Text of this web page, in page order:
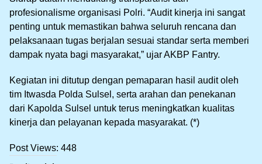
profesionalisme organisasi Polri. “Audit kinerja ini sangat
penting untuk memastikan bahwa seluruh rencana dan
pelaksanaan tugas berjalan sesuai standar serta memberi
dampak nyata bagi masyarakat,” ujar AKBP Fantry.
Kegiatan ini ditutup dengan pemaparan hasil audit oleh
tim Itwasda Polda Sulsel, serta arahan dan penekanan
dari Kapolda Sulsel untuk terus meningkatkan kualitas
kinerja dan pelayanan kepada masyarakat. (*)
Post Views: 448